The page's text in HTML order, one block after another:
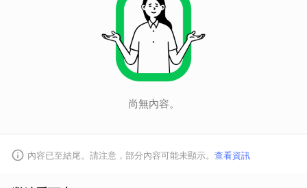
尚無內容。
內容已至結尾。請注意，部分內容可能未顯示。 查看資訊